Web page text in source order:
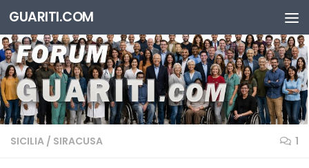
Salta al contenuto
GUARITI.COM
SICILIA / SIRACUSA 1